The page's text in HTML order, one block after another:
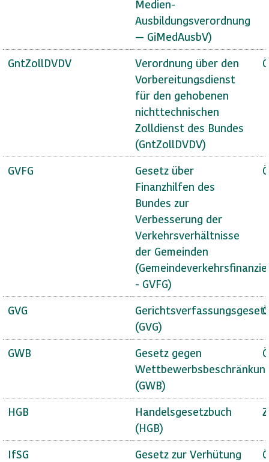
Medien-
Ausbildungsverordnung
— GiMedAusbV)
GntZollDVDV
Verordnung über den
Vorbereitungsdienst
für den gehobenen
nichttechnischen
Zolldienst des Bundes
(GntZollDVDV)
GVFG
Gesetz über
Finanzhilfen des
Bundes zur
Verbesserung der
Verkehrsverhältnisse
der Gemeinden
- GVFG)
GVG
Gerichtsverfassungsgesetz
(GVG)
GWB
Gesetz gegen
(GWB)
HGB
Handelsgesetzbuch
(HGB)
IfSG
Gesetz zur Verhütung